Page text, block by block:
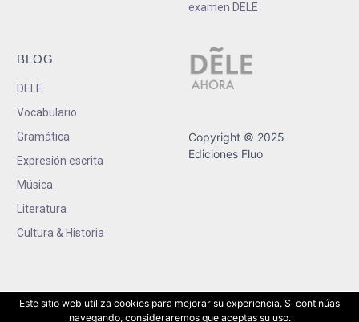
examen DELE
BLOG
DELE
Vocabulario
Gramática
Expresión escrita
Música
Literatura
Cultura & Historia
Copyright © 2025
Ediciones Fluo
Este sitio web utiliza cookies para mejorar su experiencia. Si continúas
navegando, consideraremos que aceptas su uso.